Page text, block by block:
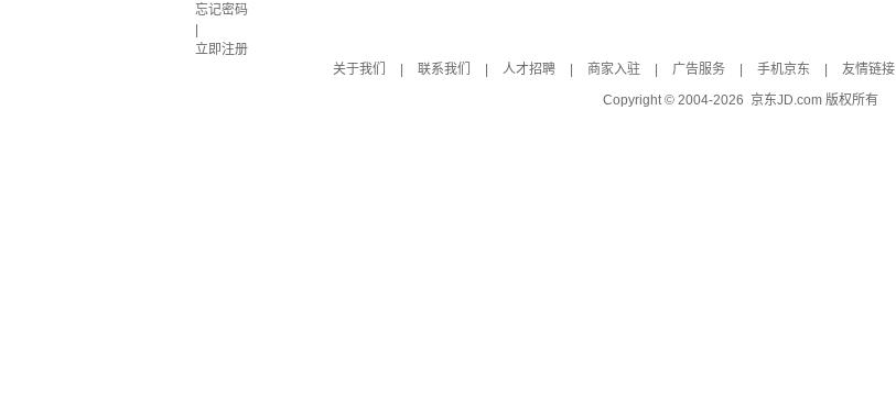
忘记密码
立即注册
关于我们
联系我们 人才招聘 商家入驻 广告服务 手机京东 友情链接
Copyright © 2004-2026 京东JD.com 版权所有